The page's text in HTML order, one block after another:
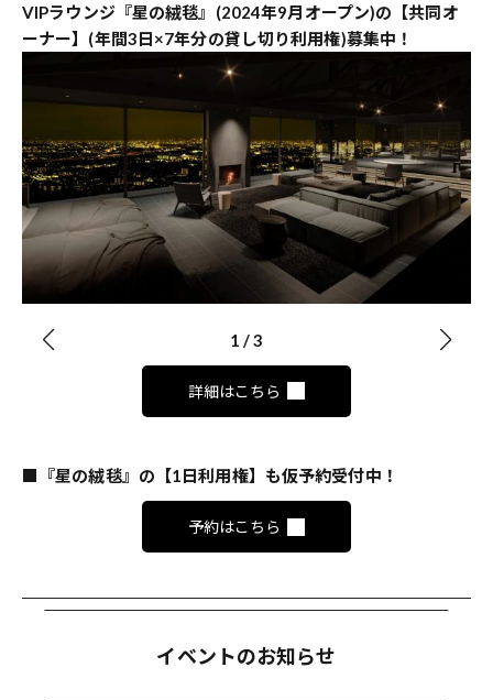
VIPラウンジ『星の絨毯』(2024年9月オープン)の【共同オ
ーナー】(年間3日×7年分の貸し切り利用権)募集中！
1 /3
詳細はこちら
■『星の絨毯』の【1日利用権】も仮予約受付中！
予約はこちら
イベントのお知らせ